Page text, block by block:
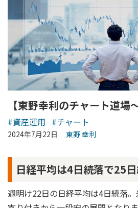
【東野幸利のチャート道場
#資産運用 #チャート
2024年7月22日 東野 幸利
日経平均は4日続落で25
週明け22日の日経平均は4日続落。